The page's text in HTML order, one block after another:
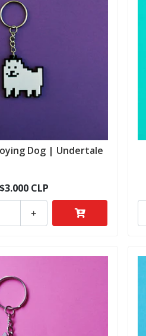
Dog | Undertale
$3.000 CLP
+